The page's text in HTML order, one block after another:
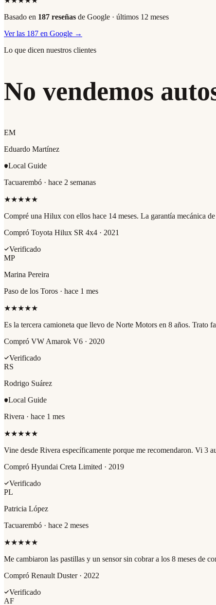
Basado en 187 reseñas de Google · últimos 12 meses
Ver las 187 en Google →
Lo que dicen nuestros clientes
No vendemos
EM
Eduardo Martínez
Local Guide
Tacuarembó · hace 2 semanas
★★★★★
Compré una Hilux con ellos hace 14 meses. La garantía mecánica
Compró Toyota Hilux SR 4x4 · 2021
Verificado
MP
Marina Pereira
Paso de los Toros · hace 1 mes
★★★★★
Es la tercera camioneta que llevo de Norte Motors en 8 años. Trato
Compró VW Amarok V6 · 2020
Verificado
RS
Rodrigo Suárez
Local Guide
Rivera · hace 1 mes
★★★★★
Vine desde Rivera específicamente porque me recomendaron. Vi 3
Compró Hyundai Creta Limited · 2019
Verificado
PL
Patricia López
Tacuarembó · hace 2 meses
★★★★★
Me cambiaron las pastillas y un sensor sin cobrar a los 8 meses de
Compró Renault Duster · 2022
Verificado
AF